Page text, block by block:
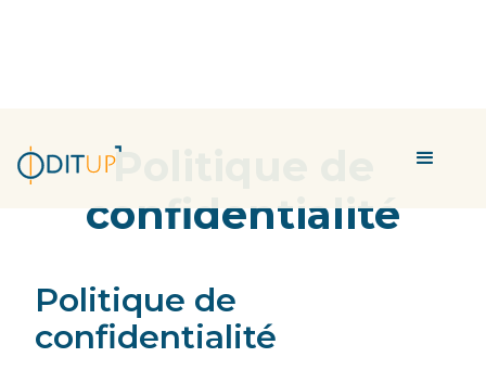
Politique de
confidentialité
Politique de
confidentialité